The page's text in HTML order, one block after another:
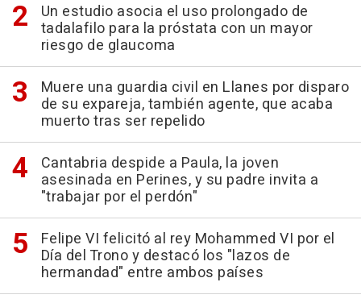
Un estudio asocia el uso prolongado de
tadalafilo para la próstata con un mayor
riesgo de glaucoma
Muere una guardia civil en Llanes por disparo
de su expareja, también agente, que acaba
muerto tras ser repelido
Cantabria despide a Paula, la joven
asesinada en Perines, y su padre invita a
"trabajar por el perdón"
Felipe VI felicitó al rey Mohammed VI por el
Día del Trono y destacó los "lazos de
hermandad" entre ambos países